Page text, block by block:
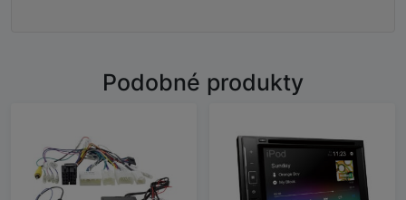
Podobné produkty